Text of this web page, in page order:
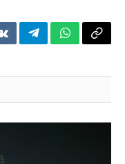
VKontakteTelegramWhatsApp
Copy